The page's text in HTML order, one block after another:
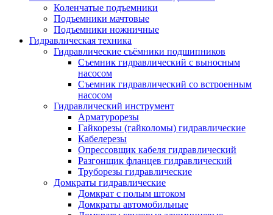
Коленчатые подъемники
Подъемники мачтовые
Подъемники ножничные
Гидравлическая техника
Гидравлические съёмники подшипников
Съемник гидравлический с выносным
насосом
Съемник гидравлический со встроенным
насосом
Гидравлический инструмент
Арматурорезы
Гайкорезы (гайколомы) гидравлические
Кабелерезы
Опрессовщик кабеля гидравлический
Разгонщик фланцев гидравлический
Труборезы гидравлические
Домкраты гидравлические
Домкрат с полым штоком
Домкраты автомобильные